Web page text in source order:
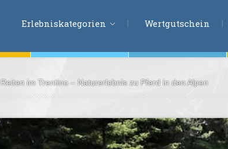
Erlebniskategorien
Fliegen &
Gleiten
Abenteuer &
Action
Sport &Fitness
Wertgutschein
Reiten im Trentino – Naturerlebnis zu Pferd in den Alpen